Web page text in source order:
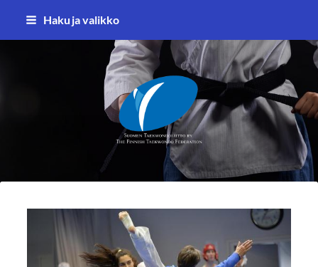
Siirry
Haku ja valikko
Suomen Taekwondoliitto ry